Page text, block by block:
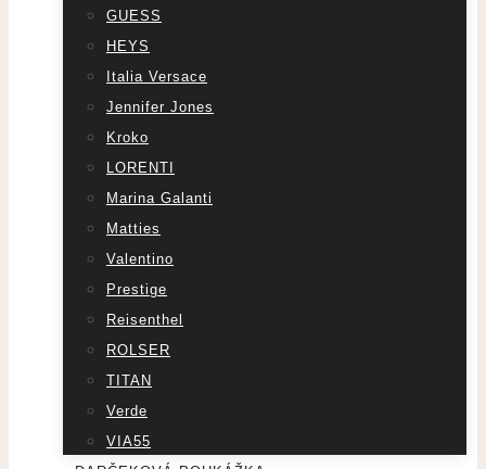
GUESS
HEYS
Italia Versace
Jennifer Jones
Kroko
LORENTI
Marina Galanti
Matties
Valentino
Prestige
Reisenthel
ROLSER
TITAN
Verde
VIA55